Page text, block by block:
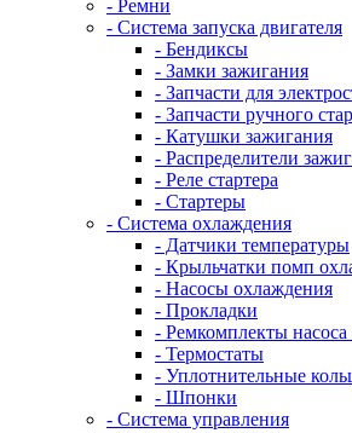
- Ремни
- Система запуска двигателя
- Бендиксы
- Замки зажигания
- Запчасти для
- Запчасти ручного
- Катушки зажигания
- Распределители
- Реле стартера
- Стартеры
- Система охлаждения
- Датчики температуры
- Крыльчатки помп
- Насосы охлаждения
- Прокладки
- Ремкомплекты
- Термостаты
- Уплотнительные
- Шпонки
- Система управления